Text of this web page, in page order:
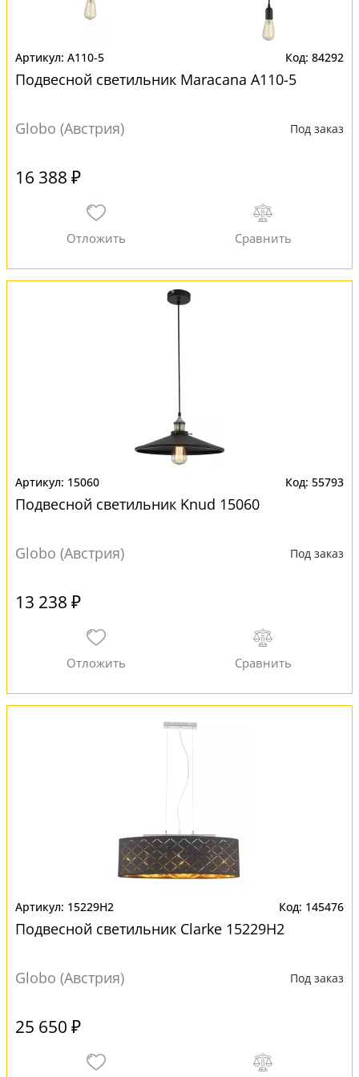
A110-5 84292
Подвесной светильник Maracana A110-5
Globo (Австрия) Под заказ
16 388 ₽
15060 55793
Подвесной светильник Knud 15060
Globo (Австрия) Под заказ
13 238 ₽
15229H2 145476
Подвесной светильник Clarke 15229H2
Globo (Австрия) Под заказ
25 650 ₽